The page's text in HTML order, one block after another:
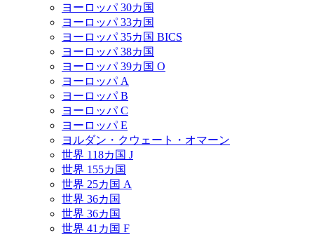
ヨーロッパ 30カ国
ヨーロッパ 33カ国
ヨーロッパ 35カ国 BICS
ヨーロッパ 38カ国
ヨーロッパ 39カ国 O
ヨーロッパ A
ヨーロッパ B
ヨーロッパ C
ヨーロッパ E
ヨルダン・クウェート・オマーン
世界 118カ国 J
世界 155カ国
世界 25カ国 A
世界 36カ国
世界 36カ国
世界 41カ国 F